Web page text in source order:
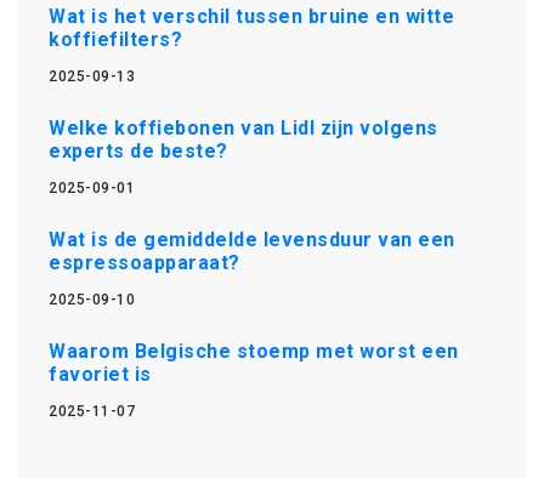
Wat is het verschil tussen bruine en witte
koffiefilters?
2025-09-13
Welke koffiebonen van Lidl zijn volgens
experts de beste?
2025-09-01
Wat is de gemiddelde levensduur van een
espressoapparaat?
2025-09-10
Waarom Belgische stoemp met worst een
favoriet is
2025-11-07